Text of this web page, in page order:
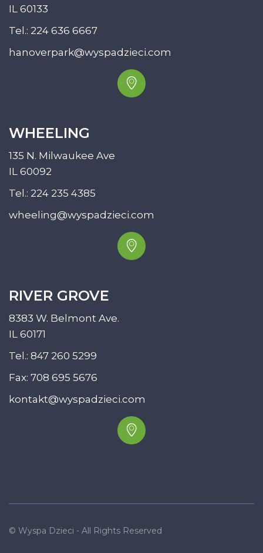
IL 60133
Tel.: 224 636 6667
hanoverpark@wyspadzieci.com
WHEELING
135 N. Milwaukee Ave
IL 60092
Tel.: 224 235 4385
wheeling@wyspadzieci.com
RIVER GROVE
8383 W. Belmont Ave.
IL 60171
Tel.: 847 260 5299
Fax: 708 695 5676
kontakt@wyspadzieci.com
© Wyspa Dzieci - All Rights Reserved